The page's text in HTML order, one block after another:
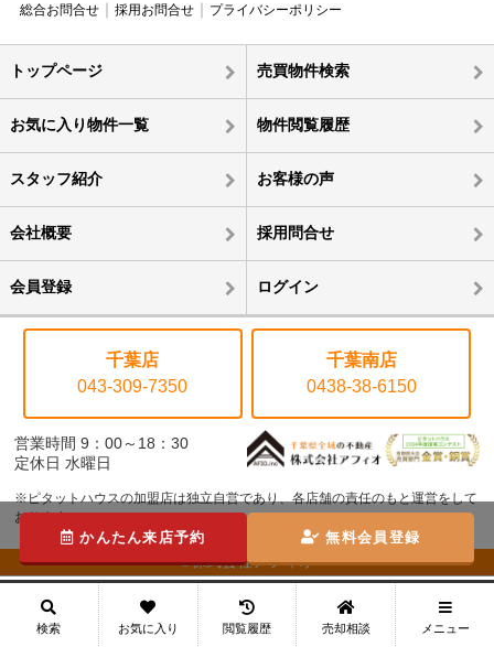
総合お問合せ
採用お問合せ プライバシーポリシー
トップページ 売買物件検索
お気に入り物件一覧 物件閲覧履歴
スタッフ紹介 お客様の声
会社概要 採用問合せ
会員登録 ログイン
千葉店
043-309-7350
千葉南店
0438-38-6150
営業時間 9：00～18：30
定休日 水曜日
※ピタットハウスの加盟店は独立自営であり、各店舗の責任のもと運営をして
おります。
©株式会社アフィオ
かんたん来店予約 無料会員登録
検索 お気に入り 閲覧履歴 売却相談 メニュー